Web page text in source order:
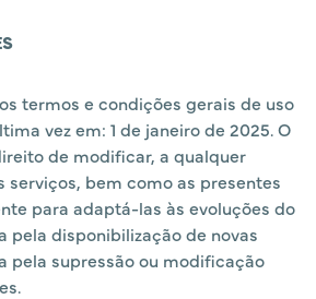
termos e condições gerais de uso
vez em: 1 de janeiro de 2025. O
de modificar, a qualquer
serviços, bem como as presentes
para adaptá-las às evoluções do
pela disponibilização de novas
pela supressão ou modificação